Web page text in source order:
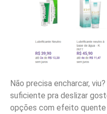
Não precisa encharcar,
suficiente pra deslizar
opções com efeito quente